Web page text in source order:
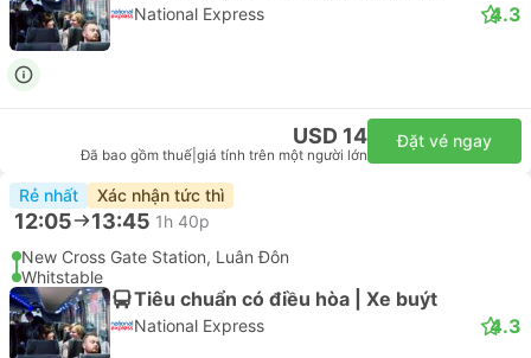
National Express 4.3
USD 14
Đã bao gồm thuế giá tính trên một người lớn
Đặt vé ngay
Rẻ nhất Xác nhận tức thì
12:05 13:45 1h 40p
New Cross Gate Station, Luân Đôn
Whitstable
Tiêu chuẩn có điều hòa | Xe buýt
National Express 4.3